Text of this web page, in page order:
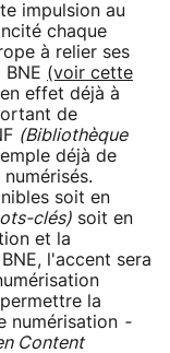
impulsion au
chaque
à relier ses
(voir cette
effet déjà à
de
(Bibliothèque
déjà de
soit en
clés) soit en
et la
l'accent sera
la
numérisation -
Content